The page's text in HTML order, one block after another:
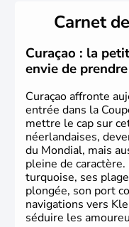
lesquelles
peut se targuer de
les domaines, des
philosophie. Hertz,
Herman Hesse ou
Carnet
Curaçao : la
envie de
Curaçao affronte
entrée dans la
mettre le cap sur
néerlandaises,
du Mondial, mais
pleine de
turquoise, ses
plongée, son port
navigations vers
séduire les